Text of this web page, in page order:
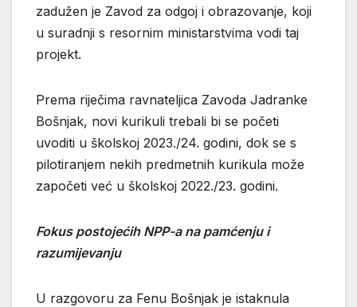
zadužen je Zavod za odgoj i obrazovanje, koji
u suradnji s resornim ministarstvima vodi taj
projekt.
Prema riječima ravnateljica Zavoda Jadranke
Bošnjak, novi kurikuli trebali bi se početi
uvoditi u školskoj 2023./24. godini, dok se s
pilotiranjem nekih predmetnih kurikula može
započeti već u školskoj 2022./23. godini.
Fokus postojećih NPP-a na pamćenju i
razumijevanju
U razgovoru za Fenu Bošnjak je istaknula